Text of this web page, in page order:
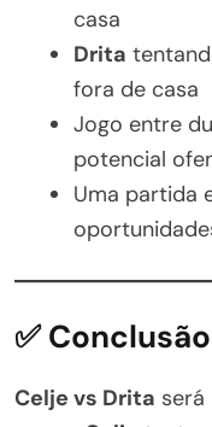
casa
Drita
fora de casa
Jogo entre
potencial
Uma partida
✅ Conclusão
Celje vs Drita será